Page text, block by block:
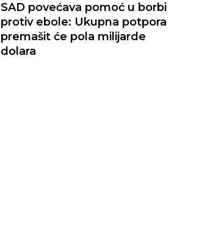
SAD povećava pomoć u borbi
protiv ebole: Ukupna potpora
premašit će pola milijarde
dolara